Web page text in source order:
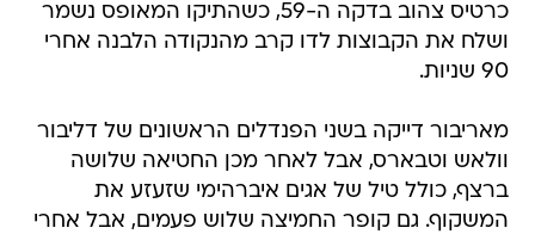
כרטיס צהוב בדקה ה-59, כשהתיקו המאופס נשמר
ושלח את הקבוצות לדו קרב מהנקודה הלבנה אחרי
90 שניות.
מאריבור דייקה בשני הפנדלים הראשונים של דליבור
וולאש וטבארס, אבל לאחר מכן החטיאה שלושה
ברצף, כולל טיל של אגים איברהימי שזעזע את
המשקוף. גם קופר החמיצה שלוש פעמים, אבל אחרי